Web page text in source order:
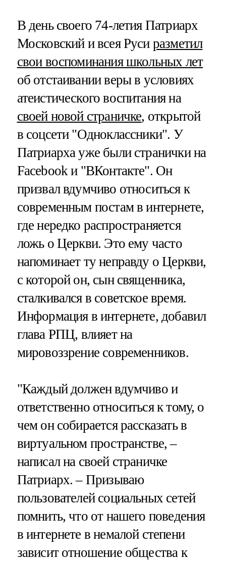
В день своего 74-летия Патриарх
Московский и всея Руси разметил
свои воспоминания школьных лет
об отстаивании веры в условиях
атеистического воспитания на
своей новой страничке, открытой
в соцсети "Одноклассники". У
Патриарха уже были странички на
Facebook и "ВКонтакте". Он
призвал вдумчиво относиться к
современным постам в интернете,
где нередко распространяется
ложь о Церкви. Это ему часто
напоминает ту неправду о Церкви,
с которой он, сын священника,
сталкивался в советское время.
Информация в интернете, добавил
глава РПЦ, влияет на
мировоззрение современников.
"Каждый должен вдумчиво и
ответственно относиться к тому, о
чем он собирается рассказать в
виртуальном пространстве, –
написал на своей страничке
Патриарх. – Призываю
пользователей социальных сетей
помнить, что от нашего поведения
в интернете в немалой степени
зависит отношение общества к